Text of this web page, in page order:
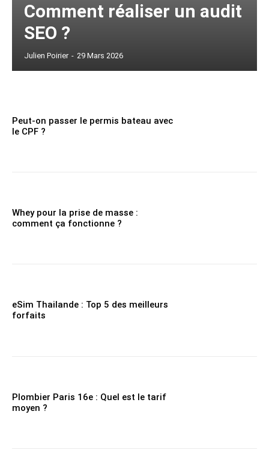
Comment réaliser un audit
SEO ?
Julien Poirier - 29 Mars 2026
Peut-on passer le permis bateau avec
le CPF ?
Whey pour la prise de masse :
comment ça fonctionne ?
eSim Thailande : Top 5 des meilleurs
forfaits
Plombier Paris 16e : Quel est le tarif
moyen ?